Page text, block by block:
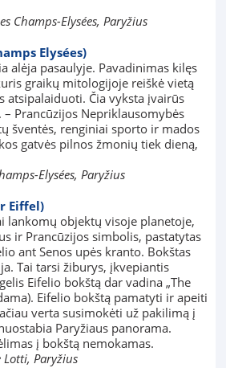
Champs-Elysées, Paryžius
Elysées)
alėja pasaulyje. Pavadinimas kilęs
graikų mitologijoje reiškė vietą
atsipalaiduoti. Čia vyksta įvairūs
Prancūzijos Nepriklausomybės
šventės, renginiai sporto ir mados
gatvės pilnos žmonių tiek dieną,
Elysées, Paryžius
Eiffel)
lankomų objektų visoje planetoje,
ir Prancūzijos simbolis, pastatytas
ant Senos upės kranto. Bokštas
Tai tarsi žiburys, įkvepiantis
Eifelio bokštą dar vadina „The
Eifelio bokštą pamatyti ir apeiti
verta susimokėti už pakilimą į
Paryžiaus panorama.
į bokštą nemokamas.
Lotti, Paryžius